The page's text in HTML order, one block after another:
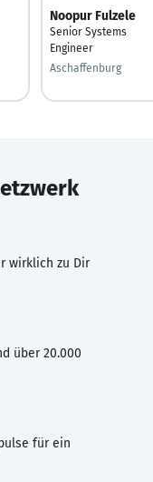
Noopur Fulzele
Senior Systems
Engineer
Aschaffenburg
wirklich zu Dir
über 20.000
für ein